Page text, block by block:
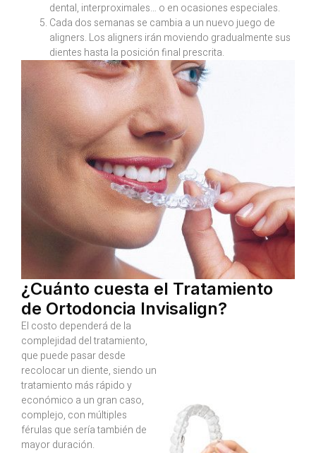
dental, interproximales… o en ocasiones especiales.
Cada dos semanas se cambia a un nuevo juego de
aligners. Los aligners irán moviendo gradualmente sus
dientes hasta la posición final prescrita.
¿Cuánto cuesta el Tratamiento
de Ortodoncia Invisalign?
El costo dependerá de la
complejidad del tratamiento,
que puede pasar desde
recolocar un diente, siendo un
tratamiento más rápido y
económico a un gran caso,
complejo, con múltiples
férulas que sería también de
mayor duración.